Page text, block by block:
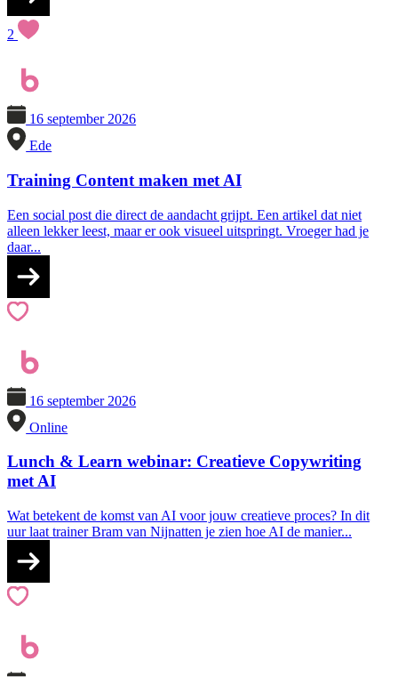
2
16 september 2026
Ede
Training Content maken met AI
Een social post die direct de aandacht grijpt. Een artikel dat niet
alleen lekker leest, maar er ook visueel uitspringt. Vroeger had je
daar...
16 september 2026
Online
Lunch & Learn webinar: Creatieve Copywriting
met AI
Wat betekent de komst van AI voor jouw creatieve proces? In dit
uur laat trainer Bram van Nijnatten je zien hoe AI de manier...